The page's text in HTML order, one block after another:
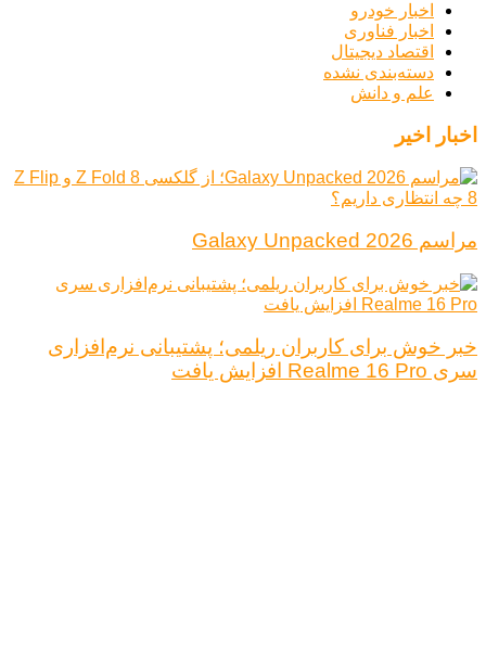
اخبار خودرو
اخبار فناوری
اقتصاد دیجیتال
دسته‌بندی نشده
علم و دانش
اخبار اخیر
مراسم Galaxy Unpacked 2026
خبر خوش برای کاربران ریلمی؛ پشتیبانی نرم‌افزاری
سری Realme 16 Pro افزایش یافت